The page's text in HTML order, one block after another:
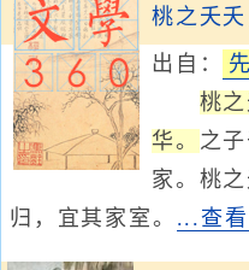
桃之夭夭
出自：
桃
华。 之
家。桃
归，宜其家室。 ...查